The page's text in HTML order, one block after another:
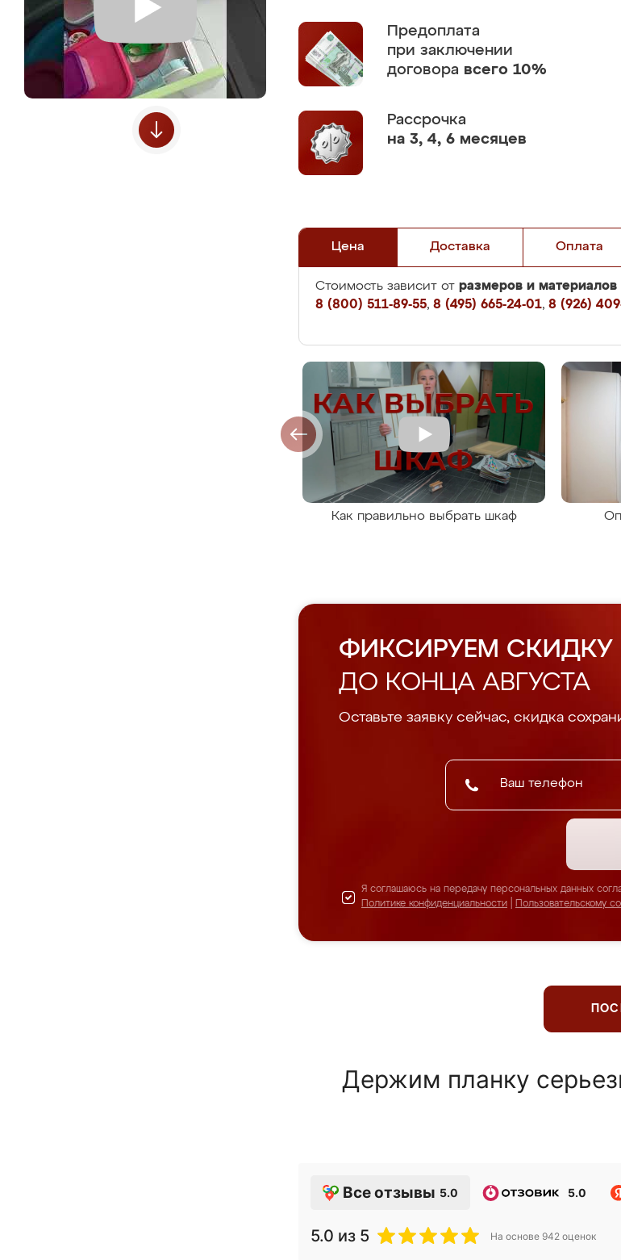
Предоплата
при заключении
договора всего 10%
Рассрочка
на 3, 4, 6 месяцев
Цена Доставка Оплата
Стоимость зависит от размеров и материалов
8 (800) 511-89-55, 8 (495) 665-24-01, 8 (926)
Как правильно выбрать шкаф
ФИКСИРУЕМ СКИДКУ
ДО КОНЦА АВГУСТА
Оставьте заявку сейчас, скидка
Я соглашаюсь на передачу персональных данных
Политике конфиденциальности
Пользовательскому
Держим планку
Все отзывы 5.0 5.0
5.0 из 5 На основе 942 оценок